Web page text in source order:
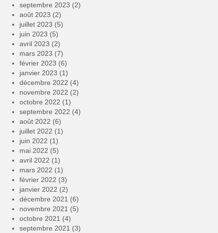
septembre 2023 (2)
août 2023 (2)
juillet 2023 (5)
juin 2023 (5)
avril 2023 (2)
mars 2023 (7)
février 2023 (6)
janvier 2023 (1)
décembre 2022 (4)
novembre 2022 (2)
octobre 2022 (1)
septembre 2022 (4)
août 2022 (6)
juillet 2022 (1)
juin 2022 (1)
mai 2022 (5)
avril 2022 (1)
mars 2022 (1)
février 2022 (3)
janvier 2022 (2)
décembre 2021 (6)
novembre 2021 (5)
octobre 2021 (4)
septembre 2021 (3)